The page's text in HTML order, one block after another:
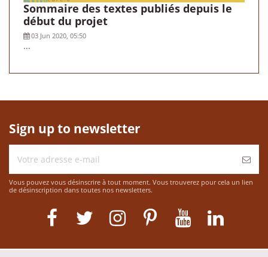
Sommaire des textes publiés depuis le
début du projet
03 Jun 2020, 05:50
...
Sign up to newsletter
Vous pouvez vous désinscrire à tout moment. Vous trouverez pour cela un lien
de désinscription dans toutes nos newsletters.